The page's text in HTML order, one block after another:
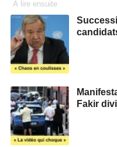
À lire ensuite
Fakir